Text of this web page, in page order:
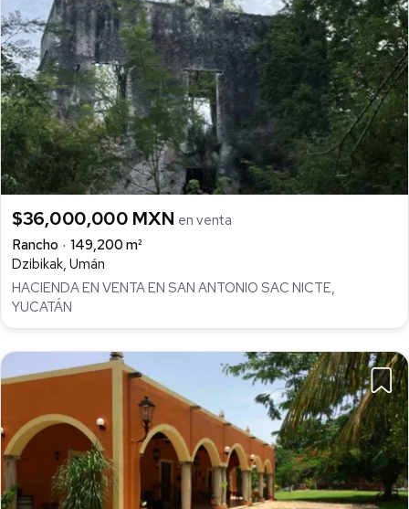
$36,000,000 MXN en venta
Rancho
149,200 m²
Dzibikak, Umán
HACIENDA EN VENTA EN SAN ANTONIO SAC NICTE,
YUCATÁN